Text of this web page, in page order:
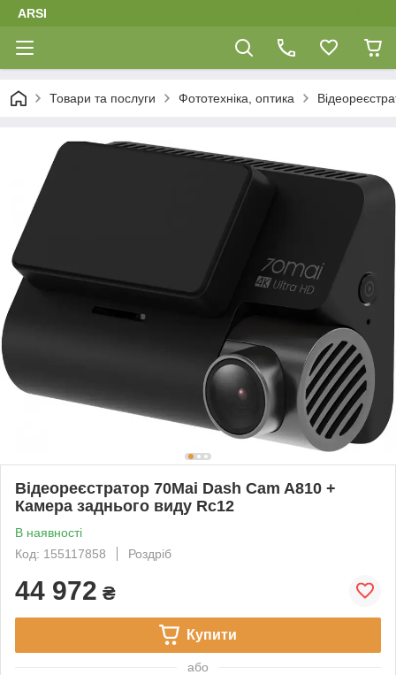
ARSI
Товари та послуги Фототехніка, оптика
Відеореєстратор 70Mai Dash Cam A810 +
Камера заднього виду Rc12
В наявності
Код: 155117858
Роздріб
44 972 ₴
Купити
або